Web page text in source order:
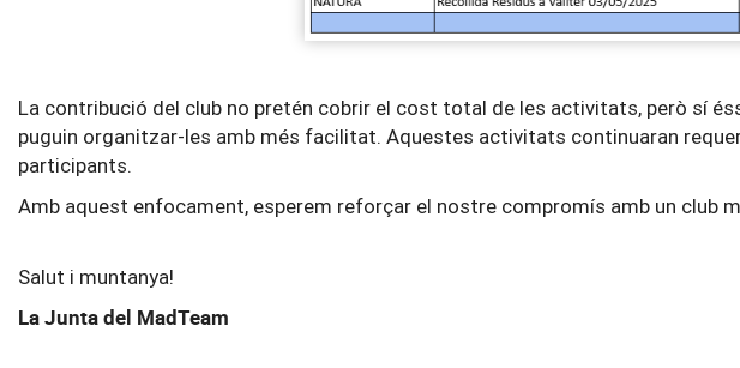
La contribució del club no pretén cobrir el cost total de les activitats, però sí
puguin organitzar-les amb més facilitat. Aquestes activitats continuaran
participants.
Amb aquest enfocament, esperem reforçar el nostre compromís amb un club
Salut i muntanya!
La Junta del MadTeam